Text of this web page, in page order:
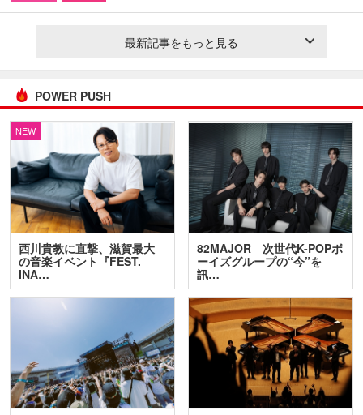
最新記事をもっと見る
POWER PUSH
NEW
西川貴教に直撃、滋賀最大
の音楽イベント『FEST.
INA…
82MAJOR 次世代K-POPボ
ーイズグループの“今”を
訊…